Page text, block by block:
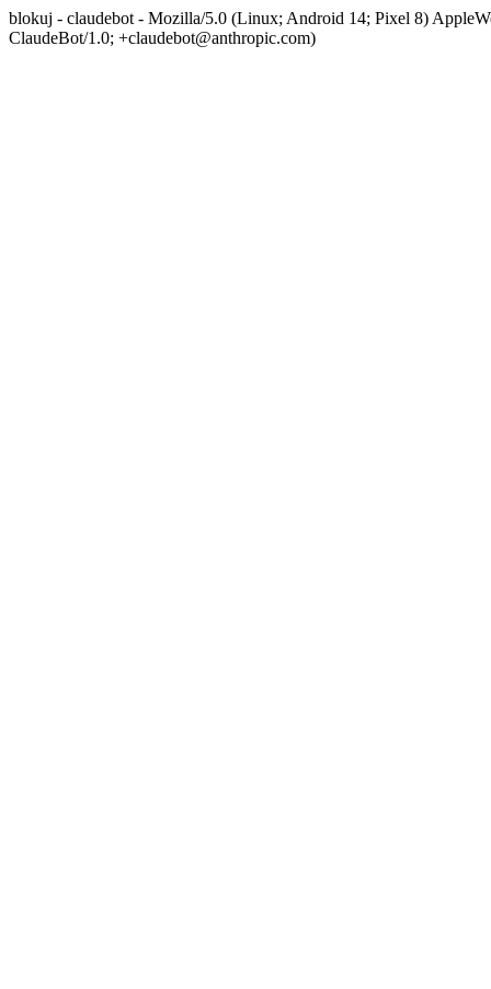
blokuj - claudebot - Mozilla/5.0 (Linux; Android 14; Pixel 8)
ClaudeBot/1.0; +claudebot@anthropic.com)